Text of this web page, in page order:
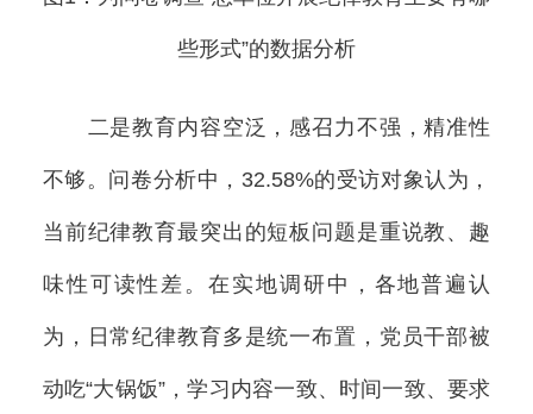
些形式”的数据分析
二是教育内容空泛，感召力不强，精准性
不够。问卷分析中，32.58%的受访对象认为，
当前纪律教育最突出的短板问题是重说教、趣
味性可读性差。在实地调研中，各地普遍认
为，日常纪律教育多是统一布置，党员干部被
动吃“大锅饭”，学习内容一致、时间一致、要求